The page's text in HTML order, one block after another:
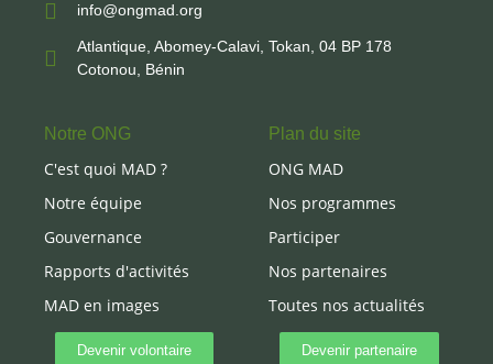
info@ongmad.org
Atlantique, Abomey-Calavi, Tokan, 04 BP 178
Cotonou, Bénin
Notre ONG
C'est quoi MAD ?
Notre équipe
Gouvernance
Rapports d'activités
MAD en images
Devenir volontaire
Plan du site
ONG MAD
Nos programmes
Participer
Nos partenaires
Toutes nos actualités
Devenir partenaire